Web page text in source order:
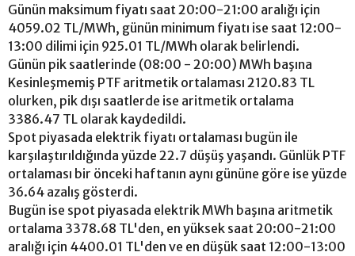
Günün maksimum fiyatı saat 20:00-21:00 aralığı için
4059.02 TL/MWh, günün minimum fiyatı ise saat 12:00-
13:00 dilimi için 925.01 TL/MWh olarak belirlendi.
Günün pik saatlerinde (08:00 - 20:00) MWh başına
Kesinleşmemiş PTF aritmetik ortalaması 2120.83 TL
olurken, pik dışı saatlerde ise aritmetik ortalama
3386.47 TL olarak kaydedildi.
Spot piyasada elektrik fiyatı ortalaması bugün ile
karşılaştırıldığında yüzde 22.7 düşüş yaşandı. Günlük PTF
ortalaması bir önceki haftanın aynı gününe göre ise yüzde
36.64 azalış gösterdi.
Bugün ise spot piyasada elektrik MWh başına aritmetik
ortalama 3378.68 TL'den, en yüksek saat 20:00-21:00
aralığı için 4400.01 TL'den ve en düşük saat 12:00-13:00